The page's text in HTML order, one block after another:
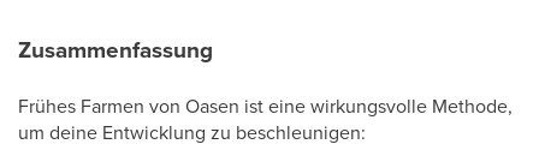
Zusammenfassung
Frühes Farmen von Oasen ist eine wirkungsvolle Methode,
um deine Entwicklung zu beschleunigen: